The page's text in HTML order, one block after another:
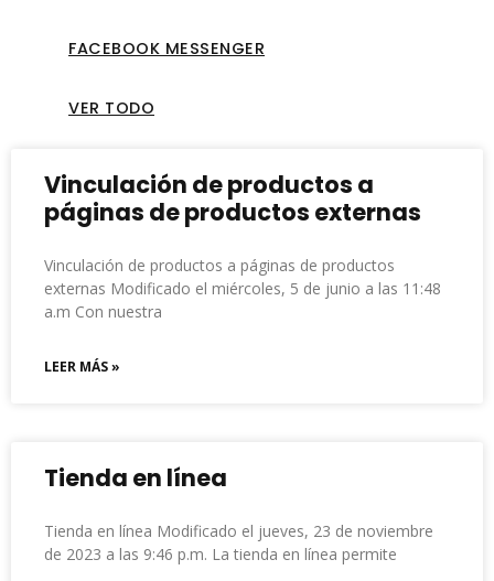
FACEBOOK MESSENGER
VER TODO
Vinculación de productos a
páginas de productos externas
Vinculación de productos a páginas de productos
externas Modificado el miércoles, 5 de junio a las 11:48
a.m Con nuestra
LEER MÁS »
Tienda en línea
Tienda en línea Modificado el jueves, 23 de noviembre
de 2023 a las 9:46 p.m. La tienda en línea permite